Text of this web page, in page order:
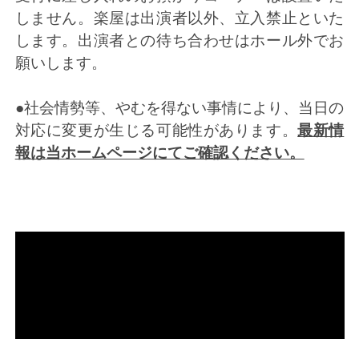
しません。楽屋は出演者以外、立入禁止といた
します。出演者との待ち合わせはホール外でお
願いします。
●社会情勢等、やむを得ない事情により、当日の
対応に変更が生じる可能性があります。最新情
報は当ホームページにてご確認ください。